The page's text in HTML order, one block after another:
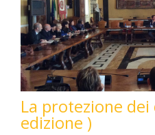
La protezione
edizione )